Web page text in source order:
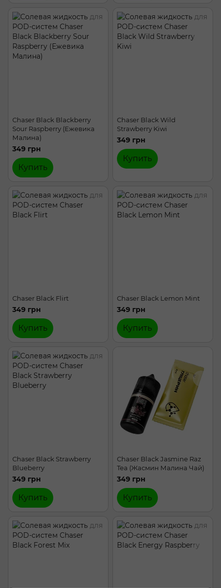
Chaser Black Blackberry
Sour Raspberry (Ежевика
Малина)
349 грн
Купить
Chaser Black Wild
Strawberry Kiwi
349 грн
Купить
Chaser Black Flirt
349 грн
Купить
Chaser Black Lemon Mint
349 грн
Купить
Chaser Black Strawberry
Blueberry
349 грн
Купить
Chaser Black Jasmine Raz
Tea (Жасмин Малина Чай)
349 грн
Купить